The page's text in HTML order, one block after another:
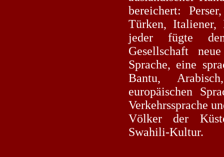
bereichert:
Türken, Italiener,
jeder fügte
Gesellschaft
Sprache, eine
Bantu,
europäischen
Verkehrssprache
Völker der
Swahili-Kultur.